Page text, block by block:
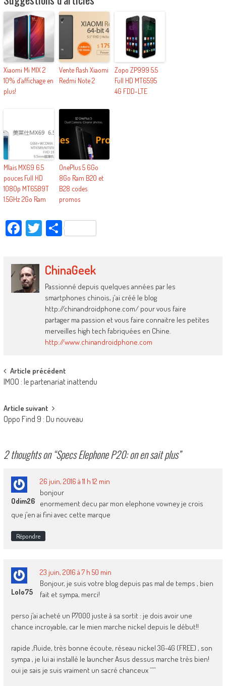
Xiaomi Mi MIX 2
10% d’affichage en
plus!
Vente flash Xiaomi
Redmi Note 2
Zopo ZP999 5.5
Full HD MT6595
4G FDD-LTE
Mlais MX69 6.5
pouces Full HD
1080p MT6589T
1.5GHz 2Go Ram
OnePlus 5 6Go
8Go Ram B20 et
B28 codes
promos
Facebook
TwitterPartager
ChinaGeek
Passionné depuis quelques années par les
smartphones chinois, j'ai créé le blog
http://chinandroidphone.com/ pour vous faire
partager ma passion et vous faire connaitre les petites
merveilles high tech fabriquées en Chine.
http://www.chinandroidphone.com
Post
navigation
Article précédent
IMOO : le partenariat inattendu
Article suivant
Oppo Find 9 : Du nouveau
2 thoughts on “Specs Elephone P20: on en sait plus”
Odim26
26 juin, 2016 à 11 h 12 min
bonjour
enormement decu par mon elephone vowney je crois
que j’en ai fini avec cette marque
Répondre
Lolo75
23 juin, 2016 à 7 h 50 min
Bonjour, je suis votre blog depuis pas mal de temps , bien
fait et sympa, merci!
perso j’ai acheté un P7000 juste à sa sortit : je dois avoir une
chance incroyable, car le mien marche nickel depuis le début!!
rapide ,fluide, très bonne écoute, réseau nickel 3G-4G (FREE) , son
sympa , je lui ai installé le launcher Asus dessus marche très bien!
oui je sais je suis vraiment un sacré chanceux ^^^